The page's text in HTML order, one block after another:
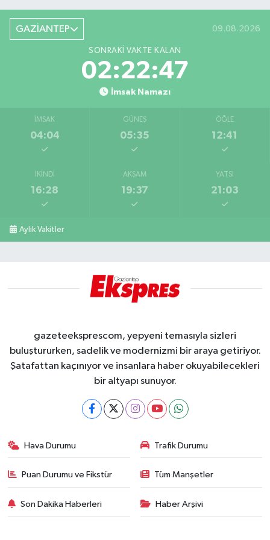
GAZİANTEP 09.08.2026
SONRAKI VAKTE KALAN
02:22:46
İmsak Namazı
İMSAK
04:04
GÜNEŞ
05:35
ÖĞLE
12:41
İKINDI
16:28
AKŞAM
19:37
YATSI
21:03
Aylık Vakitler
gazeteeksprescom, yepyeni temasıyla sizleri
buluştururken, sadelik ve modernizmi bir araya getiriyor.
Şatafattan kaçınıyor ve insanlara haber okuyabilecekleri
bir altyapı sunuyor.
Hava Durumu Trafik Durumu
Puan Durumu ve Fikstür Tüm Manşetler
Son Dakika Haberleri Haber Arşivi